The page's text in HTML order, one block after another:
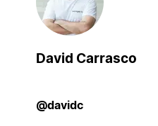
David Carrasco
@davidc